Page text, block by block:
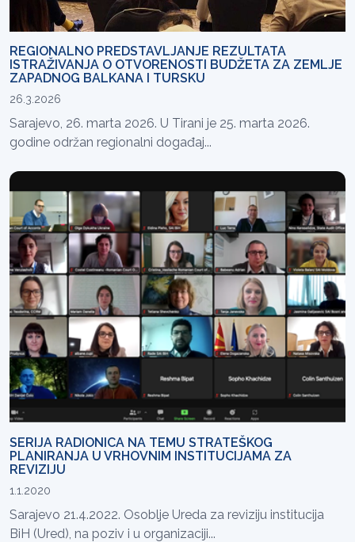
REGIONALNO PREDSTAVLJANJE REZULTATA
ISTRAŽIVANJA O OTVORENOSTI BUDŽETA ZA ZEMLJE
ZAPADNOG BALKANA I TURSKU
26.3.2026
Sarajevo, 26. marta 2026. U Tirani je 25. marta 2026.
godine održan regionalni događaj...
SERIJA RADIONICA NA TEMU STRATEŠKOG
PLANIRANJA U VRHOVNIM INSTITUCIJAMA ZA
REVIZIJU
1.1.2020
Sarajevo 21.4.2022. Osoblje Ureda za reviziju institucija
BiH (Ured), na poziv i u organizaciji...